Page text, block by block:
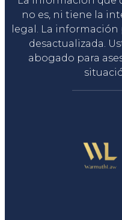
no es, ni tiene la
legal. La
desactualizada.
abogado para